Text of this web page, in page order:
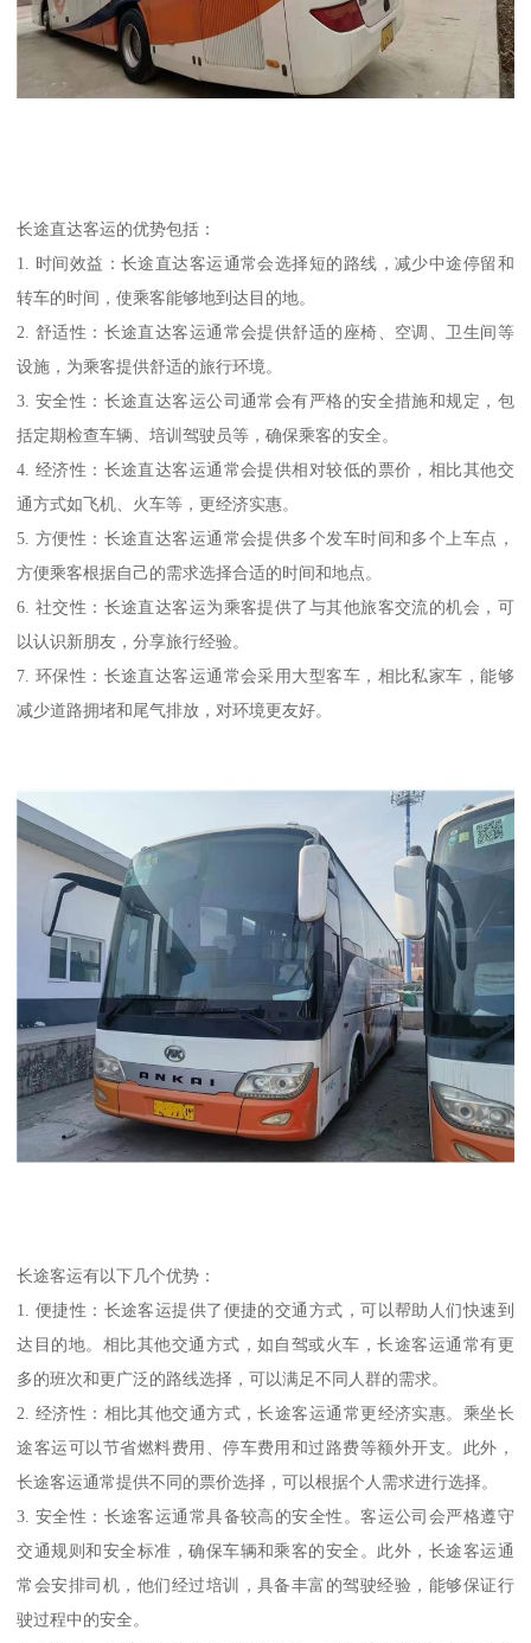
长途直达客运的优势包括：
1. 时间效益：长途直达客运通常会选择短的路线，减少中途停留和
转车的时间，使乘客能够地到达目的地。
2. 舒适性：长途直达客运通常会提供舒适的座椅、空调、卫生间等
设施，为乘客提供舒适的旅行环境。
3. 安全性：长途直达客运公司通常会有严格的安全措施和规定，包
括定期检查车辆、培训驾驶员等，确保乘客的安全。
4. 经济性：长途直达客运通常会提供相对较低的票价，相比其他交
通方式如飞机、火车等，更经济实惠。
5. 方便性：长途直达客运通常会提供多个发车时间和多个上车点，
方便乘客根据自己的需求选择合适的时间和地点。
6. 社交性：长途直达客运为乘客提供了与其他旅客交流的机会，可
以认识新朋友，分享旅行经验。
7. 环保性：长途直达客运通常会采用大型客车，相比私家车，能够
减少道路拥堵和尾气排放，对环境更友好。
长途客运有以下几个优势：
1. 便捷性：长途客运提供了便捷的交通方式，可以帮助人们快速到
达目的地。相比其他交通方式，如自驾或火车，长途客运通常有更
多的班次和更广泛的路线选择，可以满足不同人群的需求。
2. 经济性：相比其他交通方式，长途客运通常更经济实惠。乘坐长
途客运可以节省燃料费用、停车费用和过路费等额外开支。此外，
长途客运通常提供不同的票价选择，可以根据个人需求进行选择。
3. 安全性：长途客运通常具备较高的安全性。客运公司会严格遵守
交通规则和安全标准，确保车辆和乘客的安全。此外，长途客运通
常会安排司机，他们经过培训，具备丰富的驾驶经验，能够保证行
驶过程中的安全。